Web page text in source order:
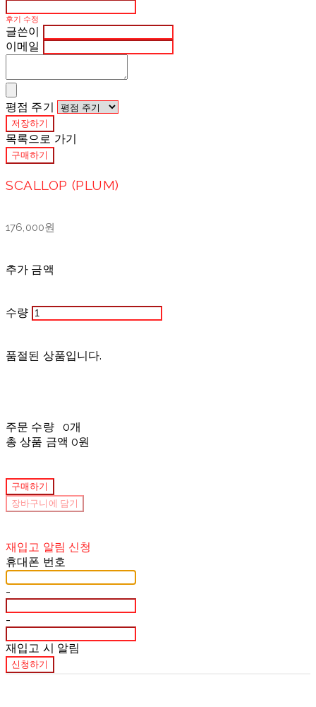
후기 수정
글쓴이
이메일
평점 주기
저장하기
목록으로 가기
구매하기
SCALLOP (PLUM)
176,000원
추가 금액
수량
품절된 상품입니다.
주문 수량
0개
총 상품 금액 0원
구매하기
장바구니에 담기
재입고 알림 신청
휴대폰 번호
-
-
재입고 시 알림
신청하기